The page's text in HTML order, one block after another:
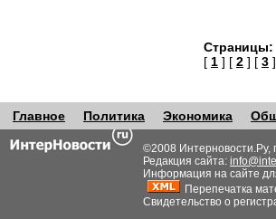
Страницы:
[ 1 ] [ 2 ] [ 3
Главное Политика Экономика
©2008 Интерновости.Ру,
Редакция сайта:
Информация на сайте
Перепечатка
Свидетельство о